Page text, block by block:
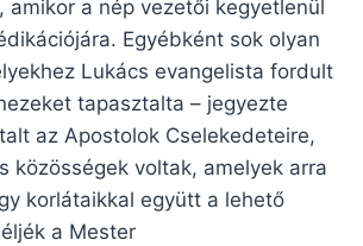
amikor a nép vezetői kegyetlenül
Egyébként sok olyan
Lukács evangelista fordult
tapasztalta – jegyezte
az Apostolok Cselekedeteire,
közösségek voltak, amelyek arra
korlátaikkal együtt a lehető
a Mester